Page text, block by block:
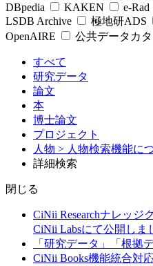
DBpedia
KAKEN e-Rad
LSDB Archive
極地研ADS
OpenAIRE
公共データカ
すべて
研究データ
論文
本
博士論文
プロジェクト
人物 > 人物検索機能に
詳細検索
閉じる
CiNii Researchナレッジ
CiNii Labsにて公開しま
「研究データ」「根拠
CiNii Books機能統合対